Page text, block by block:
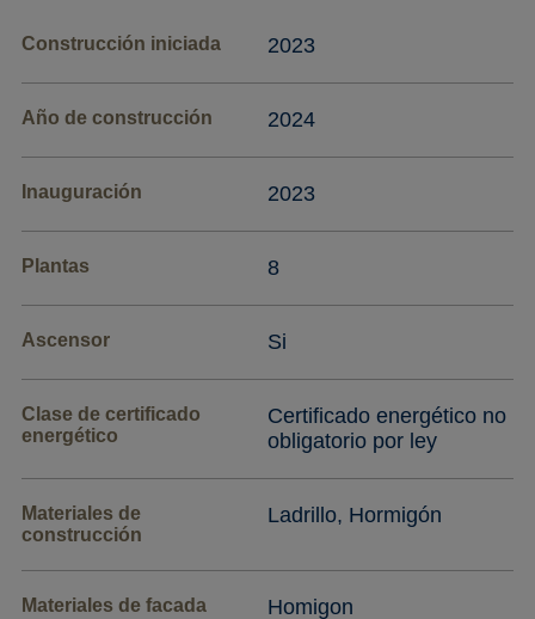
Construcción iniciada 2023
Año de construcción 2024
Inauguración 2023
Plantas 8
Ascensor Si
Clase de certificado
energético
Certificado energético no
obligatorio por ley
Materiales de
construcción
Ladrillo, Hormigón
Materiales de facada Homigon